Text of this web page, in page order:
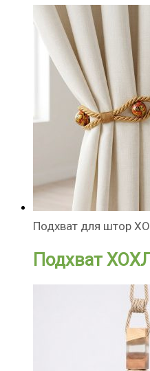
Подхват для штор
Подхват